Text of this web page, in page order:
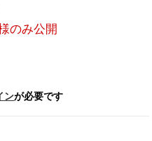
のみ公開
ンが必要です